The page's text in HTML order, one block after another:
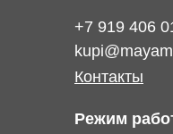
Режим
+7 919 406
Контакты